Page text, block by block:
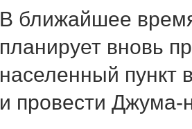
В ближайшее
планирует вновь
населенный пункт
и провести Джума-